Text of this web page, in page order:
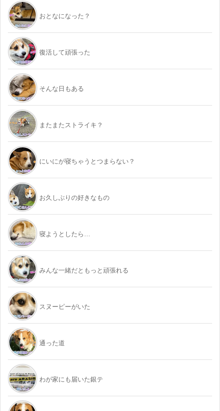
おとなになった？
復活して頑張った
そんな日もある
またまたストライキ？
にいにが寝ちゃうとつまらない？
お久しぶりの好きなもの
寝ようとしたら…
みんな一緒だともっと頑張れる
スヌーピーがいた
通った道
わが家にも届いた銀テ